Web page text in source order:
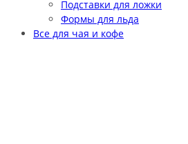
Подставки для ложки
Формы для льда
Все для чая и кофе